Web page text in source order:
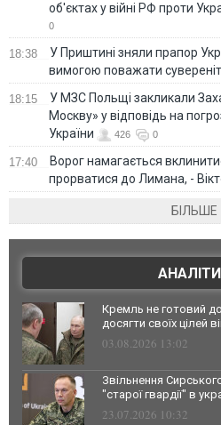
об'єктах у війні РФ проти
0
18:38
У Приштині зняли прапор
вимогою поважати
18:15
У МЗС Польщі закликали
Москву» у відповідь на
України
426 0
17:40
Ворог намагається
прорватися до Лимана, -
БІЛЬШЕ
Кремль не готовий
досягти своїх цілей
03.08.2026 13:02
Звільнення
"старої гвардії" в
23.07.2026 10:32